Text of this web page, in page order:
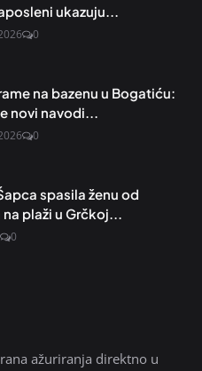
ukazuju...
0
na bazenu u Bogatiću:
novi navodi...
0
spasila ženu od
plaži u Grčkoj...
0
ažuriranja direktno u